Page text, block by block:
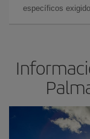
específicos